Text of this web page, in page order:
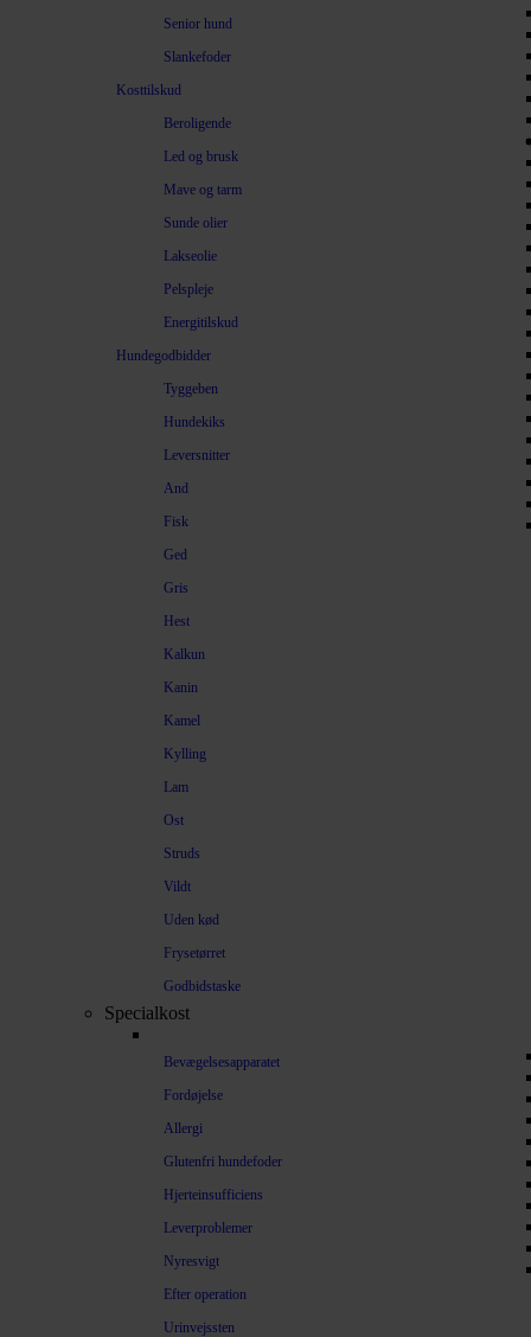
Senior hund
Slankefoder
Kosttilskud
Beroligende
Led og brusk
Mave og tarm
Sunde olier
Lakseolie
Pelspleje
Energitilskud
Hundegodbidder
Tyggeben
Hundekiks
Leversnitter
And
Fisk
Ged
Gris
Hest
Kalkun
Kanin
Kamel
Kylling
Lam
Ost
Struds
Vildt
Uden kød
Frysetørret
Godbidstaske
Specialkost
Bevægelsesapparatet
Fordøjelse
Allergi
Glutenfri hundefoder
Hjerteinsufficiens
Leverproblemer
Nyresvigt
Efter operation
Urinvejssten